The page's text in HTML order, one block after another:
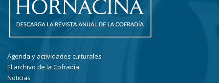
Agenda y actividades culturales
El archivo de la Cofradía
Noticias